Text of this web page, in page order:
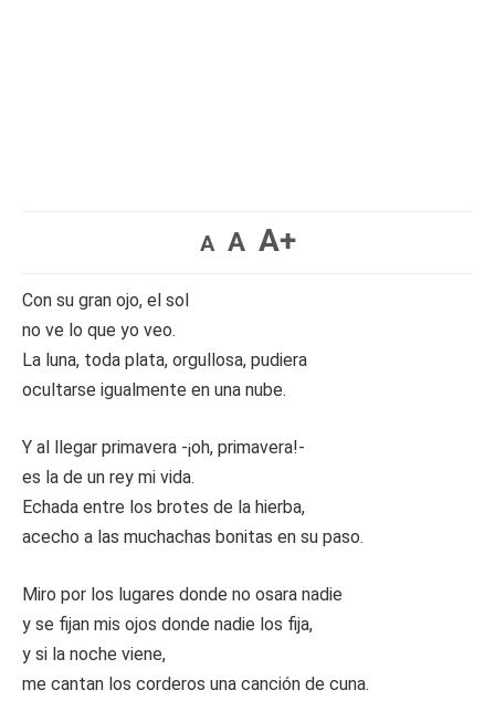
A A A+
Con su gran ojo, el sol
no ve lo que yo veo.
La luna, toda plata, orgullosa, pudiera
ocultarse igualmente en una nube.
Y al llegar primavera -¡oh, primavera!-
es la de un rey mi vida.
Echada entre los brotes de la hierba,
acecho a las muchachas bonitas en su paso.
Miro por los lugares donde no osara nadie
y se fijan mis ojos donde nadie los fija,
y si la noche viene,
me cantan los corderos una canción de cuna.